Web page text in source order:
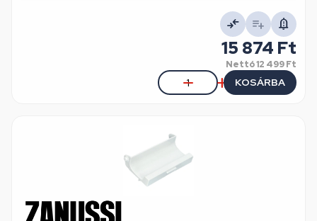
15 874 Ft
Nettó12 499 Ft
KOSÁRBA